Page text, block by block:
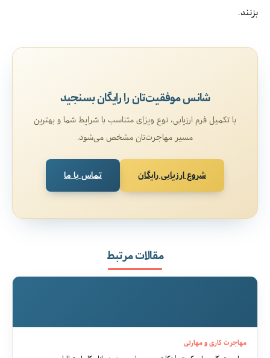
بزنند.
شانس موفقیت‌تان را رایگان بسنجید
با تکمیل فرم ارزیابی، نوع ویزای متناسب با شرایط شما و بهترین
مسیر مهاجرت‌تان مشخص می‌شود.
شروع ارزیابی رایگان تماس با ما
مقالات مرتبط
مهاجرت کاری و مهارتی